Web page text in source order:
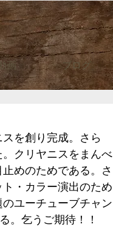
画 ブログ
を創り完成。さら
クリヤニスをまんべ
めのためである。さ
・カラー演出のため
ユーチューブチャン
。乞うご期待！！